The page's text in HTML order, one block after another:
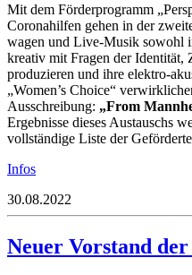
Mit dem Förderprogramm
Coronahilfen gehen in der
wagen und Live-Musik sowohl
kreativ mit Fragen der Identität,
produzieren und ihre elektro-
„Women’s Choice“
Ausschreibung: „From
Ergebnisse dieses Austauschs
vollständige Liste der
Infos
30.08.2022
Neuer Vorstand